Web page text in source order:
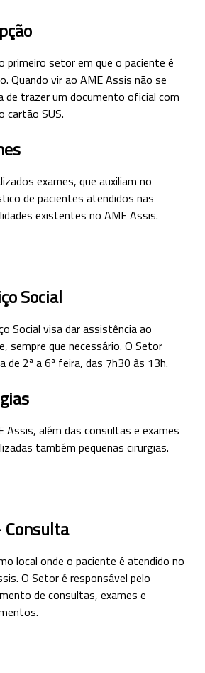
primeiro setor em que o paciente é
Quando vir ao AME Assis não se
de trazer um documento oficial com
cartão SUS.
exames, que auxiliam no
de pacientes atendidos nas
existentes no AME Assis.
Social
Social visa dar assistência ao
sempre que necessário. O Setor
de 2ª a 6ª feira, das 7h30 às 13h.
Assis, além das consultas e exames
também pequenas cirurgias.
Consulta
local onde o paciente é atendido no
O Setor é responsável pelo
de consultas, exames e